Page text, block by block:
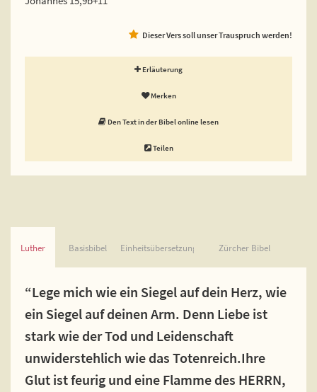
Dieser Vers soll unser Trauspruch werden!
Erläuterung
Merken
Den Text in der Bibel online lesen
Teilen
Luther Basisbibel Einheitsübersetzung Zürcher Bibel
“Lege mich wie ein Siegel auf dein Herz, wie
ein Siegel auf deinen Arm. Denn Liebe ist
stark wie der Tod und Leidenschaft
unwiderstehlich wie das Totenreich.Ihre
Glut ist feurig und eine Flamme des HERRN,